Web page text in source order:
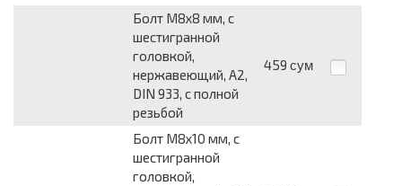
Болт М8x8 мм, с
шестигранной
головкой,
нержавеющий, А2,
DIN 933, с полной
резьбой
459 сум
Болт М8x10 мм, с
шестигранной
головкой,